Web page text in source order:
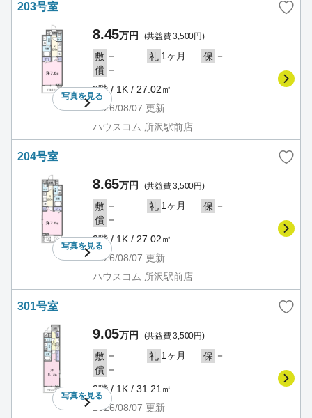
203号室
写真を見る
8.45万円 (共益費 3,500円)
敷 － 礼 1ヶ月 保 －
償 －
2階 / 1K / 27.02㎡
2026/08/07 更新
ハウスコム 所沢駅前店
204号室
写真を見る
8.65万円 (共益費 3,500円)
敷 － 礼 1ヶ月 保 －
償 －
2階 / 1K / 27.02㎡
2026/08/07 更新
ハウスコム 所沢駅前店
301号室
写真を見る
9.05万円 (共益費 3,500円)
敷 － 礼 1ヶ月 保 －
償 －
3階 / 1K / 31.21㎡
2026/08/07 更新